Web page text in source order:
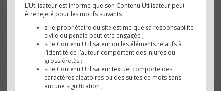
L’Utilisateur est informé que son Contenu Utilisateur peut
être rejeté pour les motifs suivants :
si le propriétaire du site estime que sa responsabilité
civile ou pénale peut être engagée ;
si le Contenu Utilisateur ou les éléments relatifs à
l’identité de l’auteur comportent des injures ou
grossièretés ;
si le Contenu Utilisateur textuel comporte des
caractères aléatoires ou des suites de mots sans
aucune signification ;